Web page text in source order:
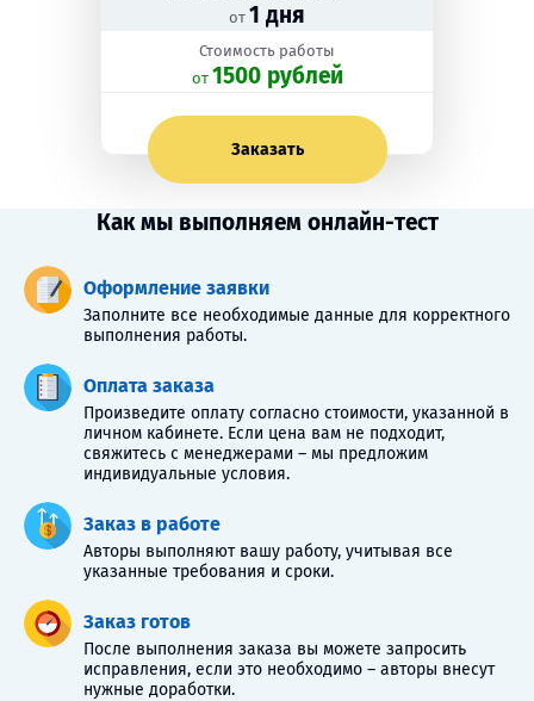
от 1 дня
Стоимость работы
oт 1500 рублей
Заказать
Как мы выполняем онлайн-тест
Оформление заявки
Заполните все необходимые данные для корректного
выполнения работы.
Оплата заказа
Произведите оплату согласно стоимости, указанной в
личном кабинете. Если цена вам не подходит,
свяжитесь с менеджерами – мы предложим
индивидуальные условия.
Заказ в работе
Авторы выполняют вашу работу, учитывая все
указанные требования и сроки.
Заказ готов
После выполнения заказа вы можете запросить
исправления, если это необходимо – авторы внесут
нужные доработки.